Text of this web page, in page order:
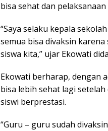
bisa sehat dan
“Saya selaku kepala
semua bisa divaksin
siswa kita,” ujar Ekowati
Ekowati berharap, dengan
bisa lebih sehat lagi
siswi berprestasi.
“Guru – guru sudah